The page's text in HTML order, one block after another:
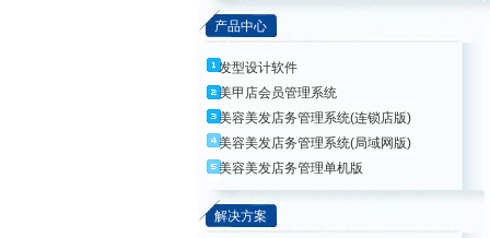
产品中心
发型设计软件
美甲店会员管理系统
美容美发店务管理系统(连锁店版)
美容美发店务管理系统(局域网版)
美容美发店务管理单机版
解决方案